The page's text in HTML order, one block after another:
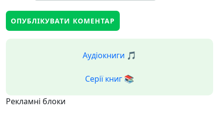
Аудіокниги 🎵
Серії книг 📚
Рекламні блоки